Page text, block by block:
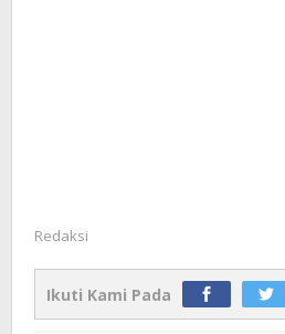
Redaksi
Ikuti Kami Pada